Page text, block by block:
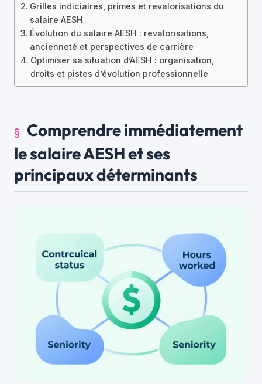
Grilles indiciaires, primes et revalorisations du
salaire AESH
Évolution du salaire AESH : revalorisations,
ancienneté et perspectives de carrière
Optimiser sa situation d’AESH : organisation,
droits et pistes d’évolution professionnelle
Comprendre immédiatement
le salaire AESH et ses
principaux déterminants